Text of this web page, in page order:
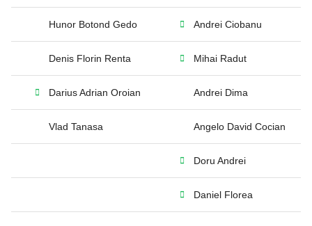
Hunor Botond Gedo Andrei Ciobanu
Denis Florin Renta Mihai Radut
Darius Adrian Oroian Andrei Dima
Vlad Tanasa Angelo David Cocian
Doru Andrei
Daniel Florea